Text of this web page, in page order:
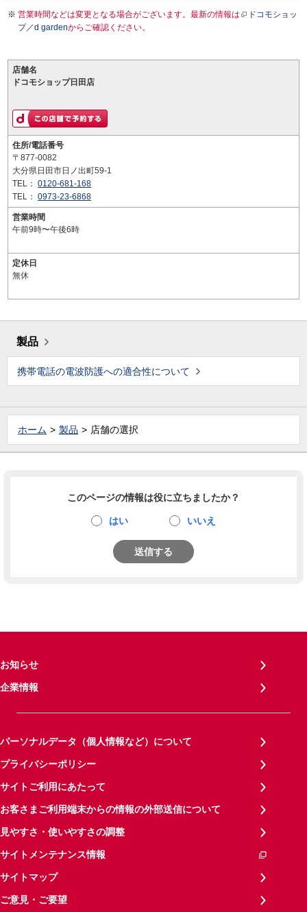
営業時間などは変更となる場合がございます。最新の情報は
ドコモショッ
プ／d gardenからご確認ください。
店舗名
ドコモショップ日田店
住所/電話番号
〒877-0082
大分県日田市日ノ出町59-1
TEL： 0120-681-168
TEL： 0973-23-6868
営業時間
午前9時〜午後6時
定休日
無休
製品
携帯電話の電波防護への適合性について
ホーム 製品 店舗の選択
このページの情報は役に立ちましたか？
はい いいえ
送信する
お知らせ
企業情報
パーソナルデータ（個人情報など）について
プライバシーポリシー
サイトご利用にあたって
お客さまご利用端末からの情報の外部送信について
見やすさ・使いやすさの調整
サイトメンテナンス情報
サイトマップ
ご意見・ご要望